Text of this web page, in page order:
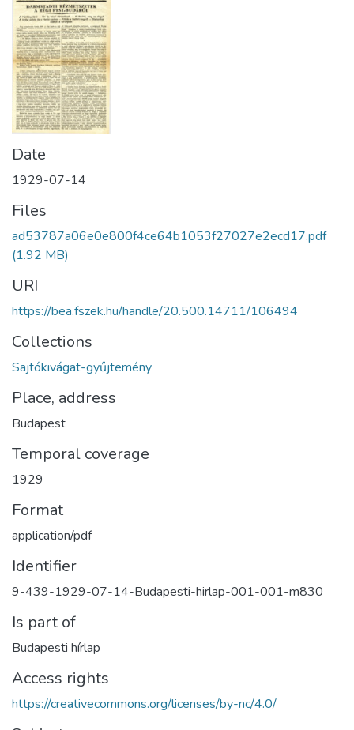
Date
1929-07-14
Files
ad53787a06e0e800f4ce64b1053f27027e2ecd17.pdf
(1.92 MB)
URI
https://bea.fszek.hu/handle/20.500.14711/106494
Collections
Sajtókivágat-gyűjtemény
Place, address
Budapest
Temporal coverage
1929
Format
application/pdf
Identifier
9-439-1929-07-14-Budapesti-hirlap-001-001-m830
Is part of
Budapesti hírlap
Access rights
https://creativecommons.org/licenses/by-nc/4.0/